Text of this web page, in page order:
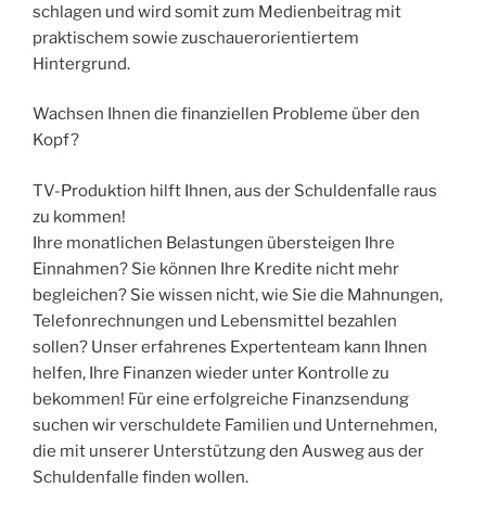
schlagen und wird somit zum Medienbeitrag mit
praktischem sowie zuschauerorientiertem
Hintergrund.
Wachsen Ihnen die finanziellen Probleme über den
Kopf?
TV-Produktion hilft Ihnen, aus der Schuldenfalle raus
zu kommen!
Ihre monatlichen Belastungen übersteigen Ihre
Einnahmen? Sie können Ihre Kredite nicht mehr
begleichen? Sie wissen nicht, wie Sie die Mahnungen,
Telefonrechnungen und Lebensmittel bezahlen
sollen? Unser erfahrenes Expertenteam kann Ihnen
helfen, Ihre Finanzen wieder unter Kontrolle zu
bekommen! Für eine erfolgreiche Finanzsendung
suchen wir verschuldete Familien und Unternehmen,
die mit unserer Unterstützung den Ausweg aus der
Schuldenfalle finden wollen.